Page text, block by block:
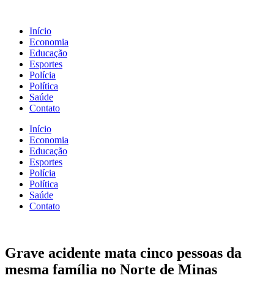
Início
Economia
Educação
Esportes
Polícia
Política
Saúde
Contato
Início
Economia
Educação
Esportes
Polícia
Política
Saúde
Contato
Grave acidente mata cinco pessoas da
mesma família no Norte de Minas